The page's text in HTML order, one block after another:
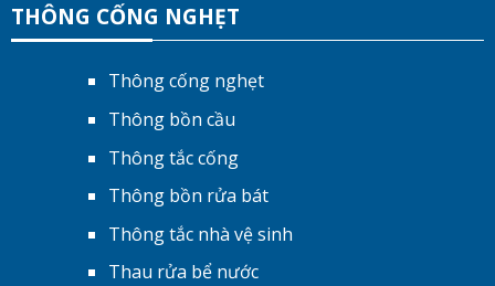
THÔNG CỐNG NGHẸT
Thông cống nghẹt
Thông bồn cầu
Thông tắc cống
Thông bồn rửa bát
Thông tắc nhà vệ sinh
Thau rửa bể nước